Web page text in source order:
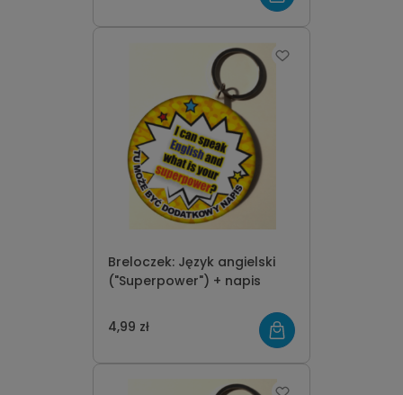
Breloczek: Język angielski
("Superpower") + napis
4,99 zł